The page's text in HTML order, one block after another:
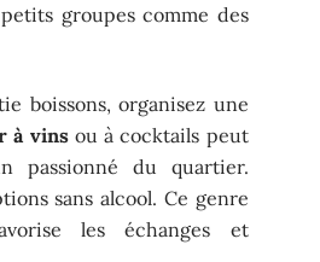
groupes comme des
boissons, organisez une
à vinsou à cocktails peut
passionné du quartier.
sans alcool. Ce genre
les échanges et